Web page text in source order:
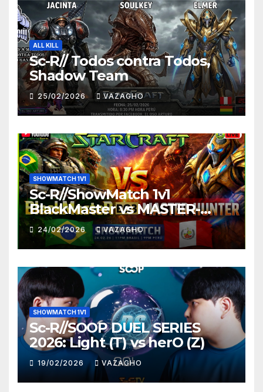
ALL KILL
Sc-R// Todos contra Todos,
Shadow Team
25/02/2026 VAZAGHO
SHOWMATCH 1V1
Sc-R//ShowMatch 1v1
BlackMaster vs MASTER-
HUNTER
24/02/2026 VAZAGHO
SHOWMATCH 1V1
Sc-R//SOOP DUEL SERIES
2026: Light (T) vs herO (Z)
19/02/2026 VAZAGHO